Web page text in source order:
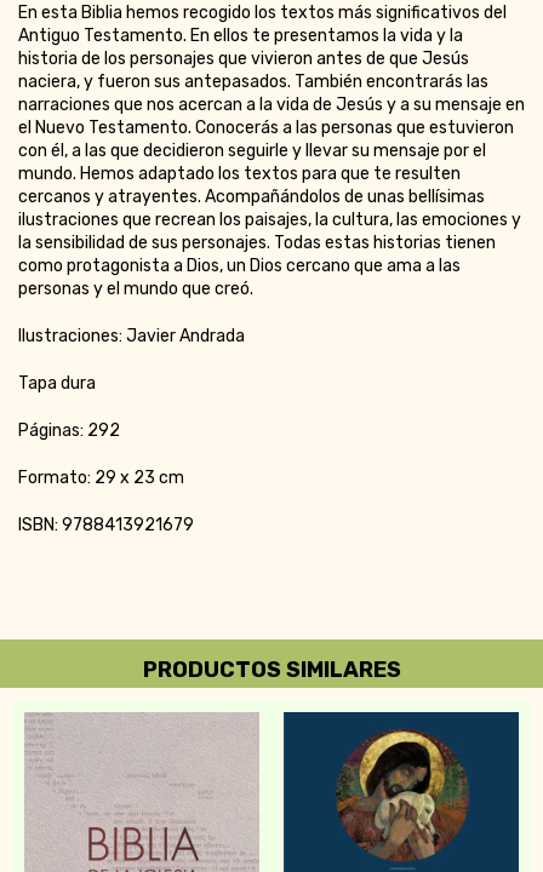
En esta Biblia hemos recogido los textos más significativos del
Antiguo Testamento. En ellos te presentamos la vida y la
historia de los personajes que vivieron antes de que Jesús
naciera, y fueron sus antepasados. También encontrarás las
narraciones que nos acercan a la vida de Jesús y a su mensaje en
el Nuevo Testamento. Conocerás a las personas que estuvieron
con él, a las que decidieron seguirle y llevar su mensaje por el
mundo. Hemos adaptado los textos para que te resulten
cercanos y atrayentes. Acompañándolos de unas bellísimas
ilustraciones que recrean los paisajes, la cultura, las emociones y
la sensibilidad de sus personajes. Todas estas historias tienen
como protagonista a Dios, un Dios cercano que ama a las
personas y el mundo que creó.
Ilustraciones: Javier Andrada
Tapa dura
Páginas: 292
Formato: 29 x 23 cm
ISBN: 9788413921679
PRODUCTOS SIMILARES